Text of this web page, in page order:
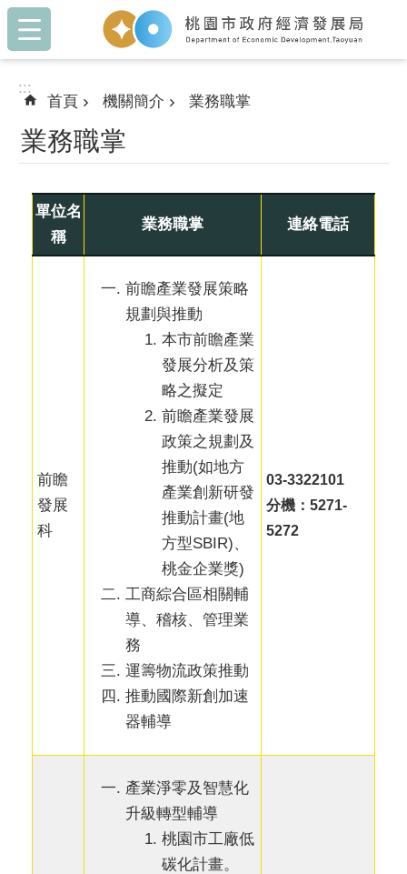
跳到主要內容區塊
:::
:::
首頁 機關簡介 業務職掌
業務職掌
單位名
稱
業務職掌 連絡電話
前瞻
發展
科
前瞻產業發展策略
規劃與推動
本市前瞻產業
發展分析及策
略之擬定
前瞻產業發展
政策之規劃及
推動(如地方
產業創新研發
推動計畫(地
方型SBIR)、
桃金企業獎)
工商綜合區相關輔
導、稽核、管理業
務
運籌物流政策推動
推動國際新創加速
器輔導
03-3322101
分機：5271-
5272
產業淨零及智慧化
升級轉型輔導
桃園市工廠低
碳化計畫。